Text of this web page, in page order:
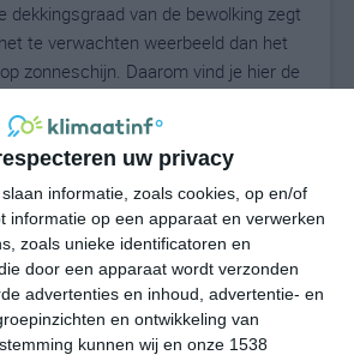
uw privacy
slaan informatie, zoals cookies, op en/of
informatie op een apparaat en verwerken
zoals unieke identificatoren en
door een apparaat wordt verzonden
advertenties en inhoud, advertentie- en
en ontwikkeling van
kunnen wij en onze 1538
dekkingsgraad van de bewolking zegt
te verwachten weerbeeld dan het
zonneschijn. Daarom vind je hier de
°C
zo ma di